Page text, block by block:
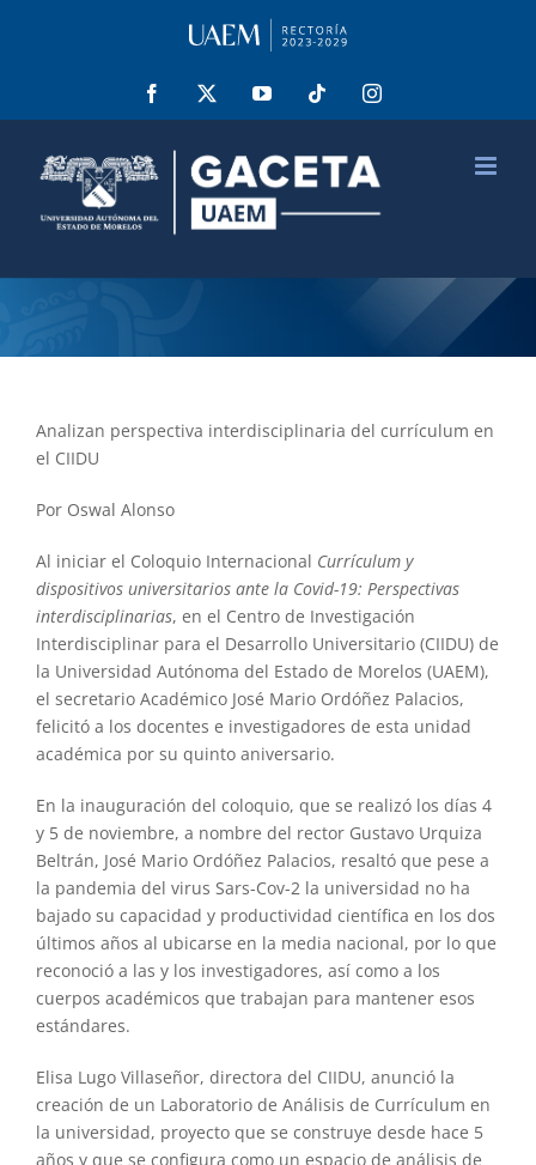
Facebook YouTube Tiktok Instagram
Analizan perspectiva interdisciplinaria del currículum en
el CIIDU
Por Oswal Alonso
Al iniciar el Coloquio Internacional Currículum y
dispositivos universitarios ante la Covid-19: Perspectivas
interdisciplinarias, en el Centro de Investigación
Interdisciplinar para el Desarrollo Universitario (CIIDU) de
la Universidad Autónoma del Estado de Morelos (UAEM),
el secretario Académico José Mario Ordóñez Palacios,
felicitó a los docentes e investigadores de esta unidad
académica por su quinto aniversario.
En la inauguración del coloquio, que se realizó los días 4
y 5 de noviembre, a nombre del rector Gustavo Urquiza
Beltrán, José Mario Ordóñez Palacios, resaltó que pese a
la pandemia del virus Sars-Cov-2 la universidad no ha
bajado su capacidad y productividad científica en los dos
últimos años al ubicarse en la media nacional, por lo que
reconoció a las y los investigadores, así como a los
cuerpos académicos que trabajan para mantener esos
estándares.
Elisa Lugo Villaseñor, directora del CIIDU, anunció la
creación de un Laboratorio de Análisis de Currículum en
la universidad, proyecto que se construye desde hace 5
años y que se configura como un espacio de análisis de